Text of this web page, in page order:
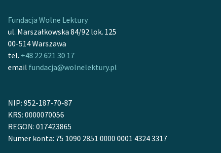
Odkurzamy bohaterów
Szkoła Poezji Wolnych
Lektur
Kontakt
O projekcie
Zespół
Fundacja Wolne Lektury
ul. Marszałkowska 84/92 lok. 125
00-514 Warszawa
tel. +48 22 621 30 17
email fundacja@wolnelektury.pl
NIP: 952-187-70-87
KRS: 0000070056
REGON: 017423865
Numer konta: 75 1090 2851 0000 0001 4324 3317